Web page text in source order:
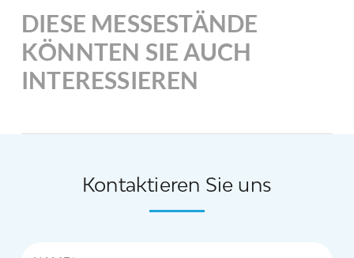
DIESE MESSESTÄNDE
KÖNNTEN SIE AUCH
INTERESSIEREN
Kontaktieren Sie uns